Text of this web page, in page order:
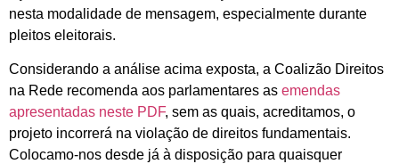
nesta modalidade de mensagem, especialmente durante
pleitos eleitorais.
Considerando a análise acima exposta, a Coalizão Direitos
na Rede recomenda aos parlamentares as emendas
apresentadas neste PDF, sem as quais, acreditamos, o
projeto incorrerá na violação de direitos fundamentais.
Colocamo-nos desde já à disposição para quaisquer